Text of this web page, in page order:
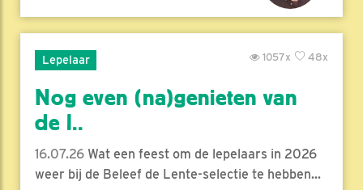
Lepelaar 48x
1057x
Nog even (na)genieten van
de l..
16.07.26 Wat een feest om de lepelaars in 2026
weer bij de Beleef de Lente-selectie te hebben...